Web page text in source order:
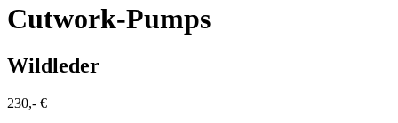
Cutwork-Pumps
Wildleder
230,- €